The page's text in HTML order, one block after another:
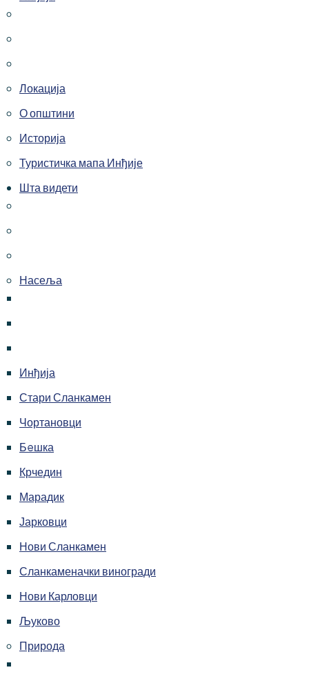
Локација
О општини
Историја
Туристичка мапа Инђије
Шта видети
Насеља
Инђија
Стари Сланкамен
Чортановци
Бeшка
Крчедин
Марадик
Јарковци
Нови Сланкамен
Сланкаменачки виногради
Нови Карловци
Љуково
Природа